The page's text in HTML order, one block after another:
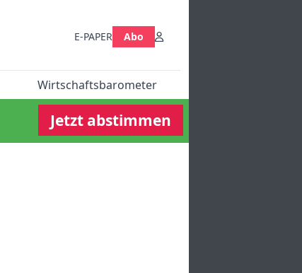
E-PAPER Abo
Wirtschaftsbarometer
Jetzt abstimmen